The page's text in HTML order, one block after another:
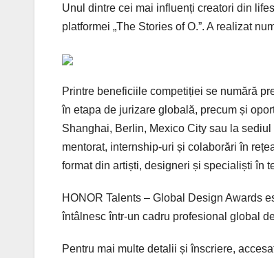
Unul dintre cei mai influenți creatori din
platformei „The Stories of O.”. A realizat
Printre beneficiile competiției se numără
în etapa de jurizare globală, precum și
Shanghai, Berlin, Mexico City sau la
mentorat, internship-uri și colaborări în
format din artiști, designeri și specialiști în
HONOR Talents – Global Design Awards
întâlnesc într-un cadru profesional global
Pentru mai multe detalii și înscriere,